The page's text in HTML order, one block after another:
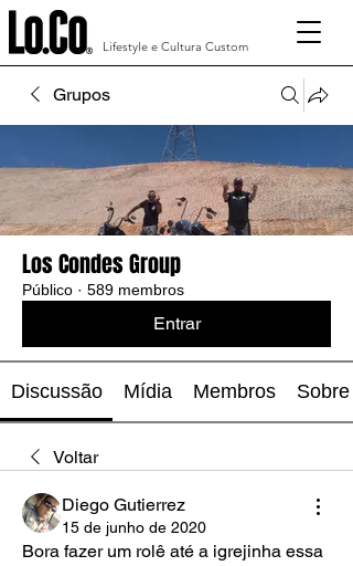
Lifestyle e Cultura Custom
Grupos
Los Condes Group
Público · 589 membros
Entrar
Discussão Mídia Membros Sobre
Voltar
Diego Gutierrez
15 de junho de 2020
Bora fazer um rolê até a igrejinha essa